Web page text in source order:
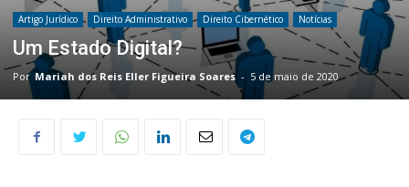
Artigo Jurídico Direito Administrativo Direito Cibernético Notícias
Um Estado Digital?
Por Mariah dos Reis Eller Figueira Soares - 5 de maio de 2020